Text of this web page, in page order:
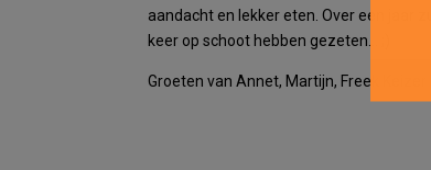
aandacht en lekker eten. Over een jaar
keer op schoot hebben gezeten… ;)
Groeten van Annet, Martijn, Freek Keizer